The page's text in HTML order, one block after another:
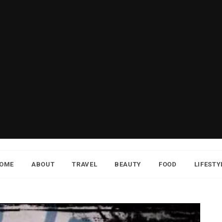
ABOUT TRAVEL BEAUTY FOOD